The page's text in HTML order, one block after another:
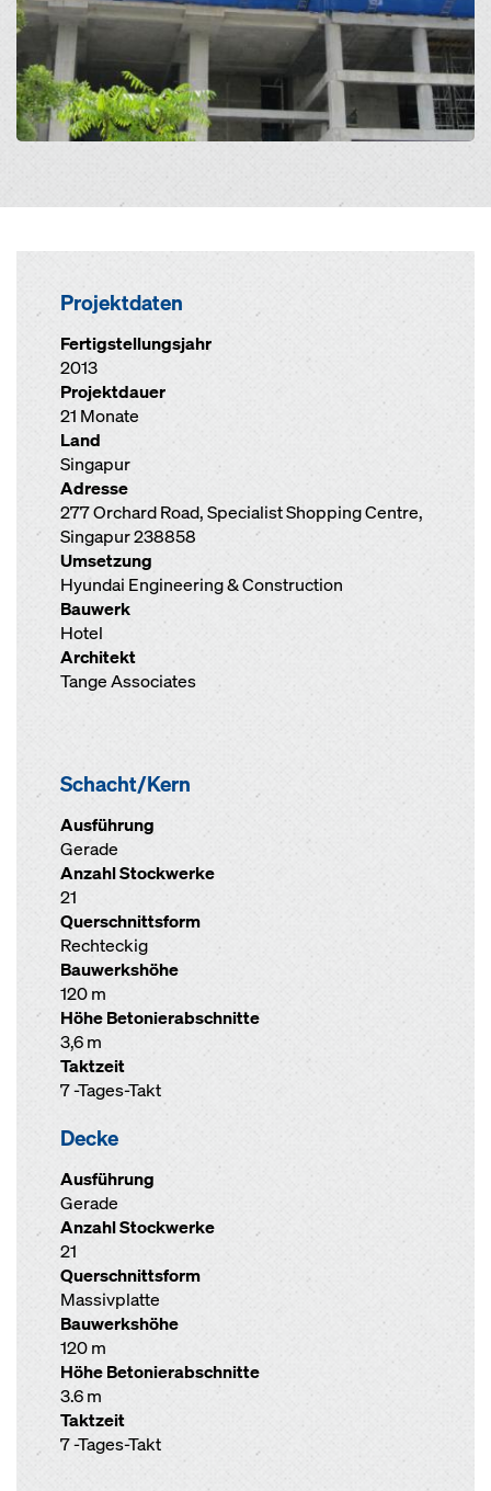
Projektdaten
Fertigstellungsjahr
2013
Projektdauer
21 Monate
Land
Singapur
Adresse
277 Orchard Road, Specialist Shopping Centre,
Singapur 238858
Umsetzung
Hyundai Engineering & Construction
Bauwerk
Hotel
Architekt
Tange Associates
Schacht/Kern
Ausführung
Gerade
Anzahl Stockwerke
21
Querschnittsform
Rechteckig
Bauwerkshöhe
120 m
Höhe Betonierabschnitte
3,6 m
Taktzeit
7 -Tages-Takt
Decke
Ausführung
Gerade
Anzahl Stockwerke
21
Querschnittsform
Massivplatte
Bauwerkshöhe
120 m
Höhe Betonierabschnitte
3.6 m
Taktzeit
7 -Tages-Takt